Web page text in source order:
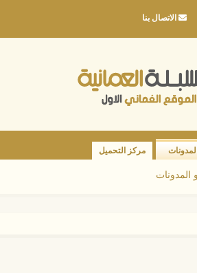
الاتصال بنا
المدونات
مركز التحميل